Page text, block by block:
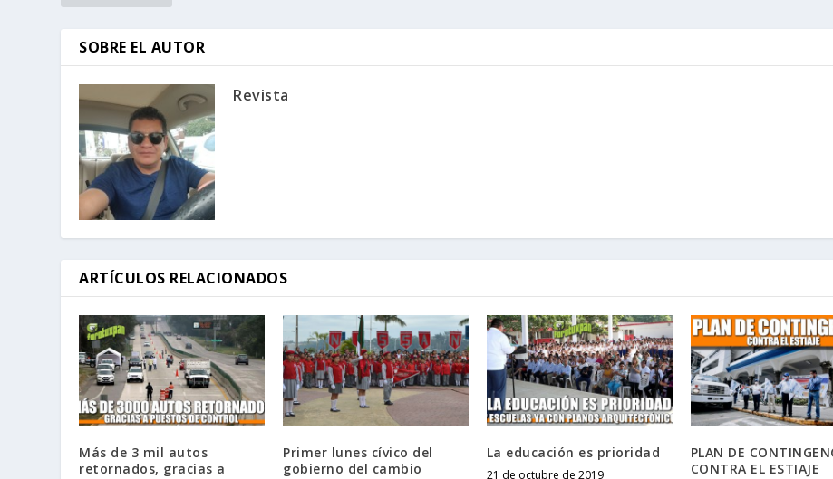
SOBRE EL AUTOR
Revista
ARTÍCULOS RELACIONADOS
Más de 3 mil autos
retornados, gracias a
Primer lunes cívico del
gobierno del cambio
La educación es prioridad
21 de octubre de 2019
PLAN DE
CONTRA EL ESTIAJE